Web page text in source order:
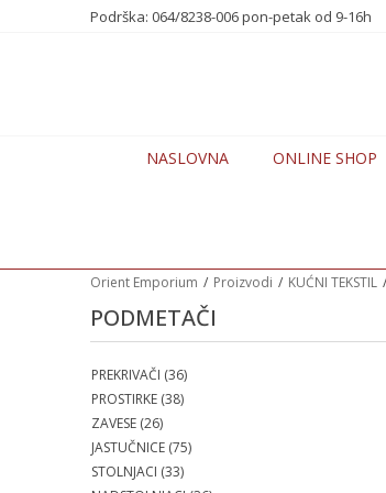
Podrška: 064/8238-006 pon-petak od 9-16h
nas na 0648238006 7 DANA POPUSTA -20%
NASLOVNA ONLINE SHOP
Orient Emporium Proizvodi KUĆNI TEKSTIL
PODMETAČI
PREKRIVAČI (36)
PROSTIRKE (38)
ZAVESE (26)
JASTUČNICE (75)
STOLNJACI (33)